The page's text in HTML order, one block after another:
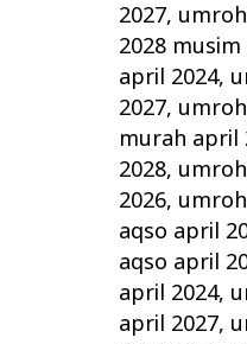
2027,
2028
april 2024,
2027,
murah april
2028,
2026,
aqso april
aqso april
april 2024,
april 2027,